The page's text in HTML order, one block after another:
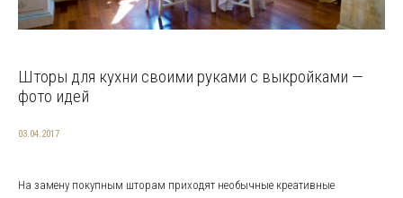
Шторы для кухни своими руками с выкройками —
фото идей
03.04.2017
На замену покупным шторам приходят необычные креативные